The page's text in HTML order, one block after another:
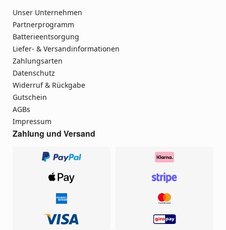
Unser Unternehmen
Partnerprogramm
Batterieentsorgung
Liefer- & Versandinformationen
Zahlungsarten
Datenschutz
Widerruf & Rückgabe
Gutschein
AGBs
Impressum
Zahlung und Versand